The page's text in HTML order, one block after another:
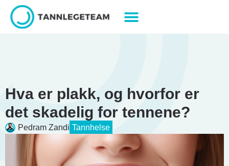
Hva er plakk, og hvorfor er
det skadelig for tennene?
Pedram Zandi Tannhelse